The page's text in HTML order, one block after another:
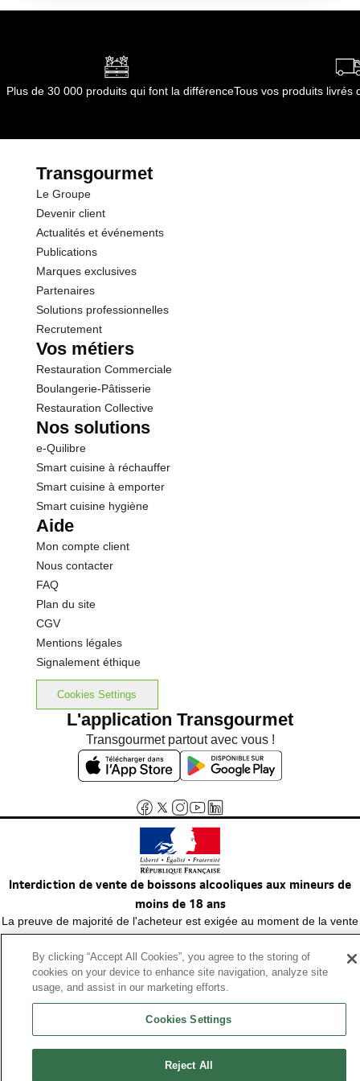
Glucides
Protéines
Sel
Sodium
Calcium
0/+4°C) - Frais : 5 jours (à 0/+4°C)
Opérations
Plus de 30 000 produits qui font la différenceTous vos produits livrés
Transgourmet
Le Groupe
Devenir client
Actualités et événements
Publications
Marques exclusives
Partenaires
Solutions professionnelles
Recrutement
Vos métiers
Restauration Commerciale
Boulangerie-Pâtisserie
Restauration Collective
Nos solutions
e-Quilibre
Smart cuisine à réchauffer
Smart cuisine à emporter
Smart cuisine hygiène
Aide
Mon compte client
Nous contacter
FAQ
Plan du site
CGV
Mentions légales
Signalement éthique
Cookies Settings
L'application Transgourmet
Transgourmet partout avec vous !
Interdiction de vente de boissons alcooliques aux mineurs de
moins de 18 ans
La preuve de majorité de l'acheteur est exigée au moment de la vente
en ligne.
Code de la santé publique, Aar.l.3342-1 et l.3353-3
© Tous droits réservés
By clicking “Accept All Cookies”, you agree to the storing of
cookies on your device to enhance site navigation, analyze site
usage, and assist in our marketing efforts.
Cookies Settings
Reject All